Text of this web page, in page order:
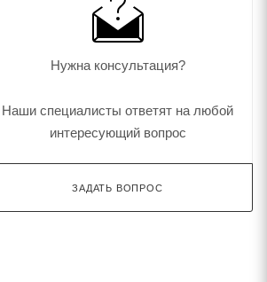
Нужна консультация?
Наши специалисты ответят на любой
интересующий вопрос
ЗАДАТЬ ВОПРОС